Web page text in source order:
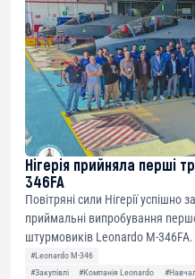
Нігерія прийняла перші
346FA
Повітряні сили Нігерії успішно
приймальні випробування
штурмовиків Leonardo M-
#Leonardo M-346
#Закупівлі
#Компанія Leonardo